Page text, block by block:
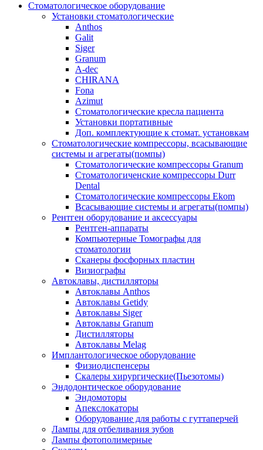
Стоматологическое оборудование
Установки стоматологические
Anthos
Galit
Siger
Granum
A-dec
CHIRANA
Fona
Azimut
Стоматологические кресла пациента
Установки портативные
Доп. комплектующие к стомат. установкам
Стоматологические компрессоры, всасывающие
системы и агрегаты(помпы)
Стоматологические компрессоры Granum
Стоматологиченские компрессоры Durr
Dental
Стоматологические компрессоры Ekom
Всасывающие системы и агрегаты(помпы)
Рентген оборудование и аксессуары
Рентген-аппараты
Компьютерные Томографы для
стоматологии
Сканеры фосфорных пластин
Визиографы
Автоклавы, дистилляторы
Автоклавы Anthos
Автоклавы Getidy
Автоклавы Siger
Автоклавы Granum
Дистилляторы
Автоклавы Melag
Имплантологическое оборудование
Физиодиспенсеры
Скалеры хирургические(Пьезотомы)
Эндодонтическое оборудование
Эндомоторы
Апекслокаторы
Оборудование для работы с гуттаперчей
Лампы для отбеливания зубов
Лампы фотополимерные